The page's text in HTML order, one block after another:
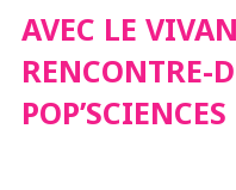
AVEC LE
RENCONTRE-